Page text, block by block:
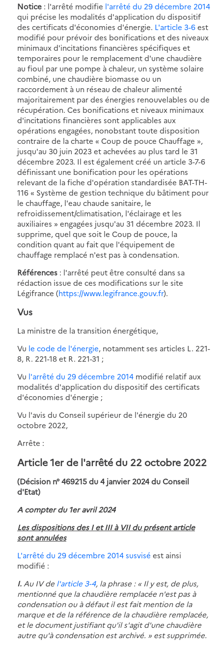
Notice : l'arrêté modifie l'arrêté du 29 décembre 2014
qui précise les modalités d'application du dispositif
des certificats d'économies d'énergie. L'article 3-6est
modifié pour prévoir des bonifications et des niveaux
minimaux d'incitations financières spécifiques et
temporaires pour le remplacement d'une chaudière
au fioul par une pompe à chaleur, un système solaire
combiné, une chaudière biomasse ou un
raccordement à un réseau de chaleur alimenté
majoritairement par des énergies renouvelables ou de
récupération. Ces bonifications et niveaux minimaux
d'incitations financières sont applicables aux
opérations engagées, nonobstant toute disposition
contraire de la charte « Coup de pouce Chauffage »,
jusqu'au 30 juin 2023 et achevées au plus tard le 31
décembre 2023. Il est également créé un article 3-7-6
définissant une bonification pour les opérations
relevant de la fiche d'opération standardisée BAT-TH-
116 « Système de gestion technique du bâtiment pour
le chauffage, l'eau chaude sanitaire, le
refroidissement/climatisation, l'éclairage et les
auxiliaires » engagées jusqu'au 31 décembre 2023. Il
supprime, quel que soit le Coup de pouce, la
condition quant au fait que l'équipement de
chauffage remplacé n'est pas à condensation.
Références : l'arrêté peut être consulté dans sa
rédaction issue de ces modifications sur le site
Légifrance (https://www.legifrance.gouv.fr).
Vus
La ministre de la transition énergétique,
Vu le code de l'énergie, notamment ses articles L. 221-
8, R. 221-18 et R. 221-31 ;
Vu l'arrêté du 29 décembre 2014 modifié relatif aux
modalités d'application du dispositif des certificats
d'économies d'énergie ;
Vu l'avis du Conseil supérieur de l'énergie du 20
octobre 2022,
Arrête :
Article 1er de l'arrêté du 22 octobre 2022
(Décision n° 469215 du 4 janvier 2024 du Conseil
d'Etat)
A compter du 1er avril 2024
Les dispositions des I et III à VII du présent article
sont annulées
L'arrêté du 29 décembre 2014 susvisé est ainsi
modifié :
I. Au IV de l'article 3-4, la phrase : « Il y est, de plus,
mentionné que la chaudière remplacée n'est pas à
condensation ou à défaut il est fait mention de la
marque et de la référence de la chaudière remplacée,
et le document justifiant qu'il s'agit d'une chaudière
autre qu'à condensation est archivé. » est supprimée.